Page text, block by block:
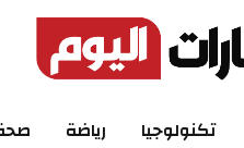
رياضة صحة